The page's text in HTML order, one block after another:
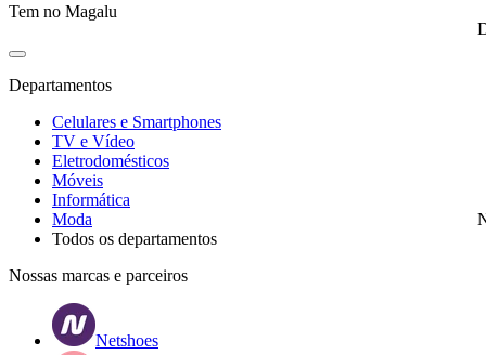
Tem no Magalu
Departamentos
Celulares e Smartphones
TV e Vídeo
Eletrodomésticos
Móveis
Informática
Moda
Todos os departamentos
Nossas marcas e parceiros
Netshoes